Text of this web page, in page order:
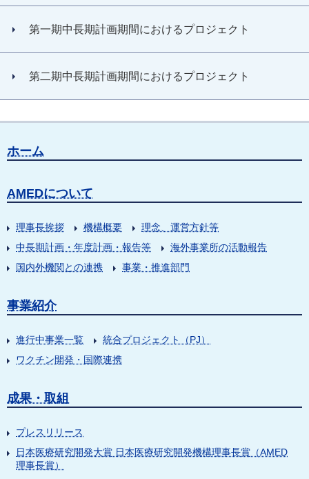
第一期中長期計画期間におけるプロジェクト
第二期中長期計画期間におけるプロジェクト
ホーム
AMEDについて
理事長挨拶 機構概要
理念、運営方針等
中長期計画・年度計画・報告等
海外事業所の活動報告
国内外機関との連携
事業・推進部門
事業紹介
進行中事業一覧
統合プロジェクト（PJ）
ワクチン開発・国際連携
成果・取組
プレスリリース
日本医療研究開発大賞 日本医療研究開発機構理事長賞（AMED
理事長賞）